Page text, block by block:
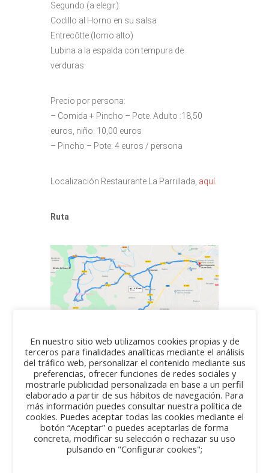
Segundo (a elegir):
Codillo al Horno en su salsa
Entrecôtte (lomo alto)
Lubina a la espalda con tempura de
verduras
Precio por persona:
– Comida + Pincho – Pote. Adulto :18,50
euros, niño: 10,00 euros
– Pincho – Pote: 4 euros / persona
Localización Restaurante La Parrillada, aquí
Ruta
Nombre y apellido*
Dirección e-mail*
En nuestro sitio web utilizamos cookies propias y de
terceros para finalidades analíticas mediante el análisis
del tráfico web, personalizar el contenido mediante sus
preferencias, ofrecer funciones de redes sociales y
mostrarle publicidad personalizada en base a un perfil
elaborado a partir de sus hábitos de navegación. Para
más información puedes consultar nuestra política de
cookies. Puedes aceptar todas las cookies mediante el
botón “Aceptar” o puedes aceptarlas de forma
concreta, modificar su selección o rechazar su uso
pulsando en "Configurar cookies";